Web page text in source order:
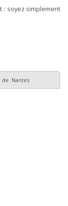
: soyez simplement